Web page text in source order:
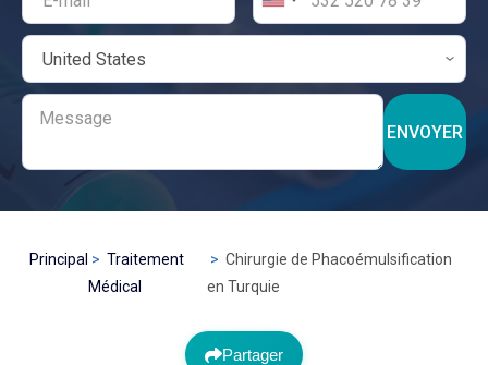
ENVOYER
Principal
Traitement
Médical
Chirurgie de Phacoémulsification
en Turquie
Partager